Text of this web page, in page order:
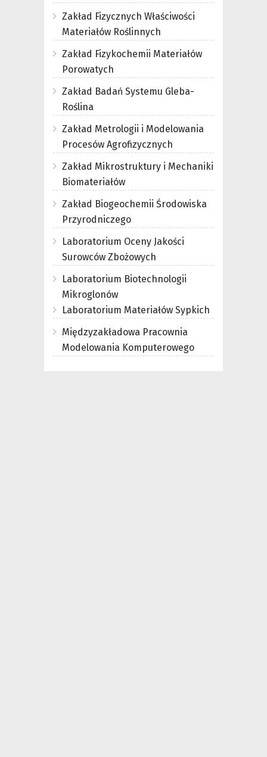
Zakład Fizycznych Właściwości
Materiałów Roślinnych
Zakład Fizykochemii Materiałów
Porowatych
Zakład Badań Systemu Gleba-
Roślina
Zakład Metrologii i Modelowania
Procesów Agrofizycznych
Zakład Mikrostruktury i Mechaniki
Biomateriałów
Zakład Biogeochemii Środowiska
Przyrodniczego
Międzyzakładowa Pracownia
Modelowania Komputerowego
Laboratorium Materiałów Sypkich
Laboratorium Oceny Jakości
Surowców Zbożowych
Laboratorium Biotechnologii
Mikroglonów